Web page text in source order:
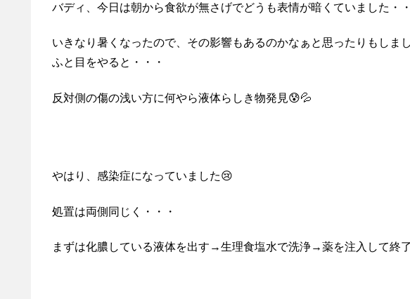
バディ、今日は朝から食欲が無さげでどうも表情が暗くていました・・
いきなり暑くなったので、その影響もあるのかなぁと思ったりもしま
ふと目をやると・・・
反対側の傷の浅い方に何やら液体らしき物発見😰💦
やはり、感染症になっていました😢
処置は両側同じく・・・
まずは化膿している液体を出す→生理食塩水で洗浄→薬を注入して終了